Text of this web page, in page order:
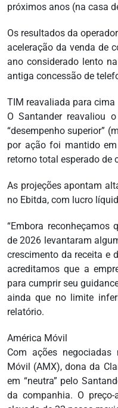
próximos anos (na casa
Os resultados da
aceleração da venda de
ano considerado lento
antiga concessão de
TIM reavaliada para cima
O Santander reavaliou
“desempenho superior”
por ação foi mantido
retorno total esperado de
As projeções apontam
no Ebitda, com lucro
“Embora reconheçamos
de 2026 levantaram
crescimento da receita e
acreditamos que a
para cumprir seu
ainda que no limite
relatório.
América Móvil
Com ações
Móvil (AMX), dona da
em “neutra” pelo
da companhia. O